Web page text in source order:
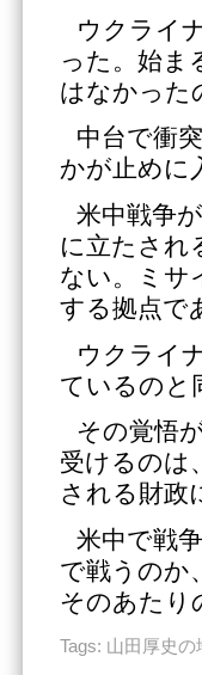
ウクライ
った。始ま
はなかった
中台で衝
かが止めに
米中戦争
に立たされ
ない。ミサ
する拠点で
ウクライ
ているのと
その覚悟
受けるのは
される財政
米中で戦
で戦うのか
そのあたり
Tags: 山田厚史の